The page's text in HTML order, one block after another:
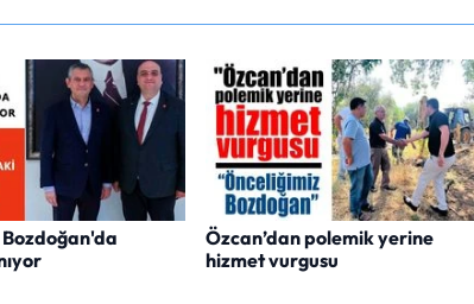
Özcan’dan polemik yerine
hizmet vurgusu